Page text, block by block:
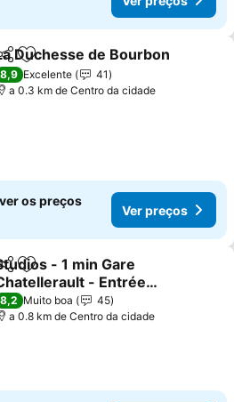
Adicionar aos favoritos
Duchesse de Bourbon
8,9 Excelente
41
a 0.3 km de Centro da cidade
os preços
Ver preços
Adicionar aos favoritos
- 1 min Gare
- Entrée
-
8,2 Muito boa
45
a 0.8 km de Centro da cidade